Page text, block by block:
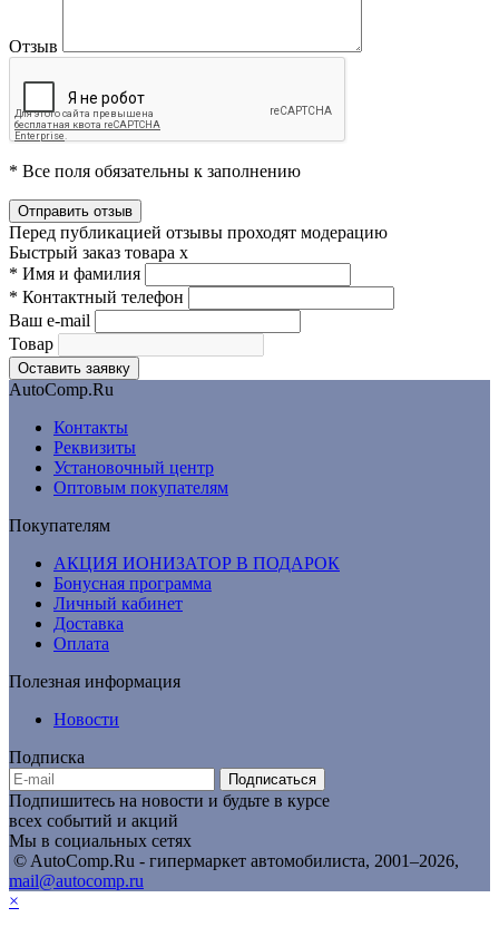
Отзыв
* Все поля обязательны к заполнению
Перед публикацией отзывы проходят модерацию
Быстрый заказ товара x
* Имя и фамилия
* Контактный телефон
Ваш e-mail
Товар
AutoComp.Ru
Контакты
Реквизиты
Установочный центр
Оптовым покупателям
Покупателям
АКЦИЯ ИОНИЗАТОР В ПОДАРОК
Бонусная программа
Личный кабинет
Доставка
Оплата
Полезная информация
Новости
Подписка
Подписаться
Подпишитесь на новости и будьте в курсе
всех событий и акций
Мы в социальных сетях
© AutoComp.Ru - гипермаркет автомобилиста, 2001–2026,
mail@autocomp.ru
×